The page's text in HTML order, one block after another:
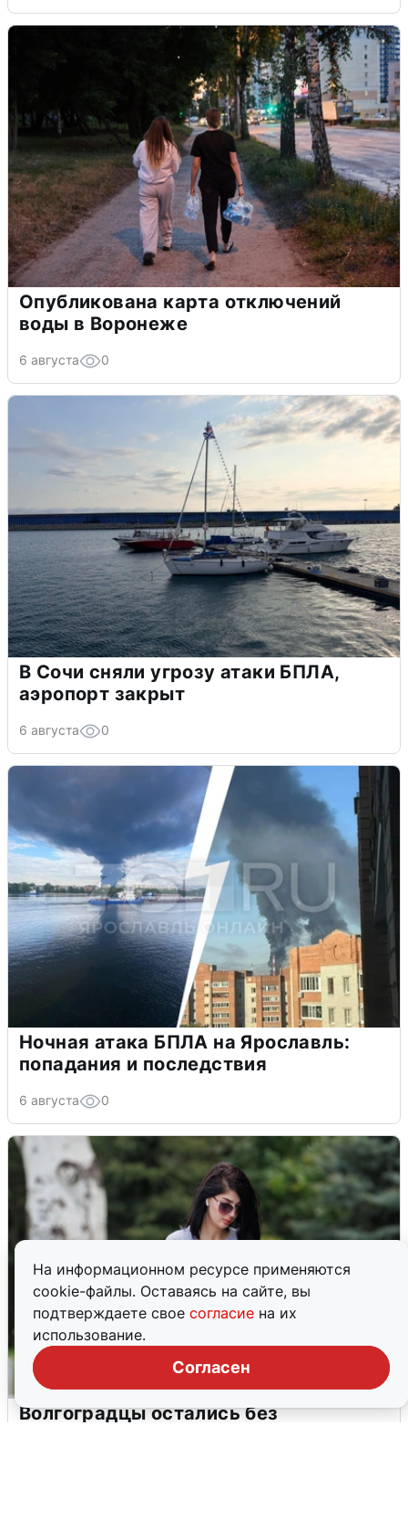
На информационном ресурсе применяются
cookie-файлы. Оставаясь на сайте, вы
подтверждаете свое согласие на их
использование.
Согласен
Опубликована карта отключений
воды в Воронеже
6 августа 0
В Сочи сняли угрозу атаки БПЛА,
аэропорт закрыт
6 августа 0
Ночная атака БПЛА на Ярославль:
попадания и последствия
6 августа 0
Волгоградцы остались без